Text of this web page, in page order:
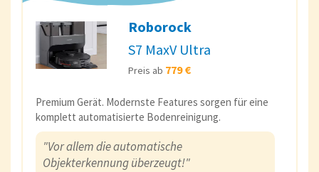
Roborock
S7 MaxV Ultra
Preis ab 779 €
Premium Gerät. Modernste Features sorgen für eine
komplett automatisierte Bodenreinigung.
"Vor allem die automatische
Objekterkennung überzeugt!"